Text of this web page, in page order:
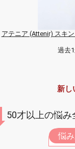
アテニア (Attenir) スキ
過去
新し
50才以上の悩
悩